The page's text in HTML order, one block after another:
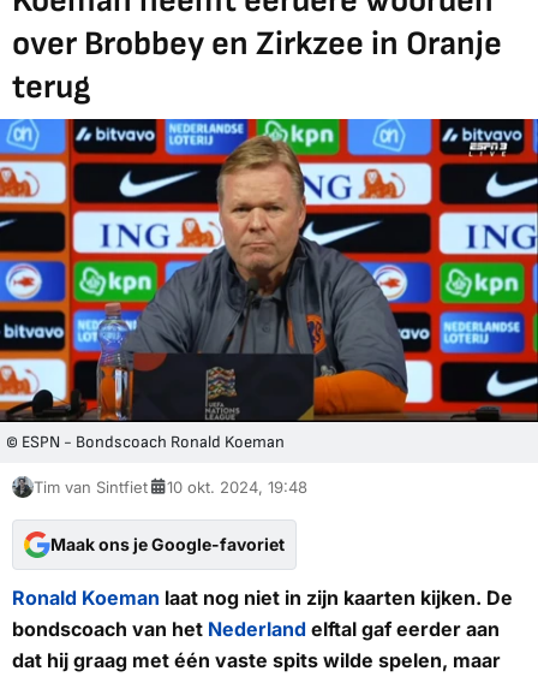
over Brobbey en Zirkzee in Oranje
terug
© ESPN - Bondscoach Ronald Koeman
Tim van Sintfiet 10 okt. 2024, 19:48
Maak ons je Google-favoriet
Ronald Koeman laat nog niet in zijn kaarten kijken. De
bondscoach van het Nederland elftal gaf eerder aan
dat hij graag met één vaste spits wilde spelen, maar